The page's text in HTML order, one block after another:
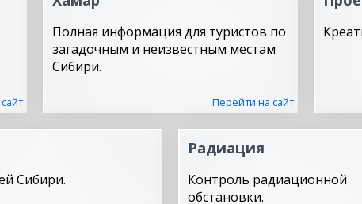
Полная информация для туристов по
загадочным и неизвестным местам
Сибири.
Перейти на сайт
Сибири.
Радиация
Контроль радиационной
обстановки.